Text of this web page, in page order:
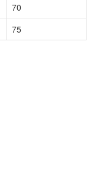
70
75